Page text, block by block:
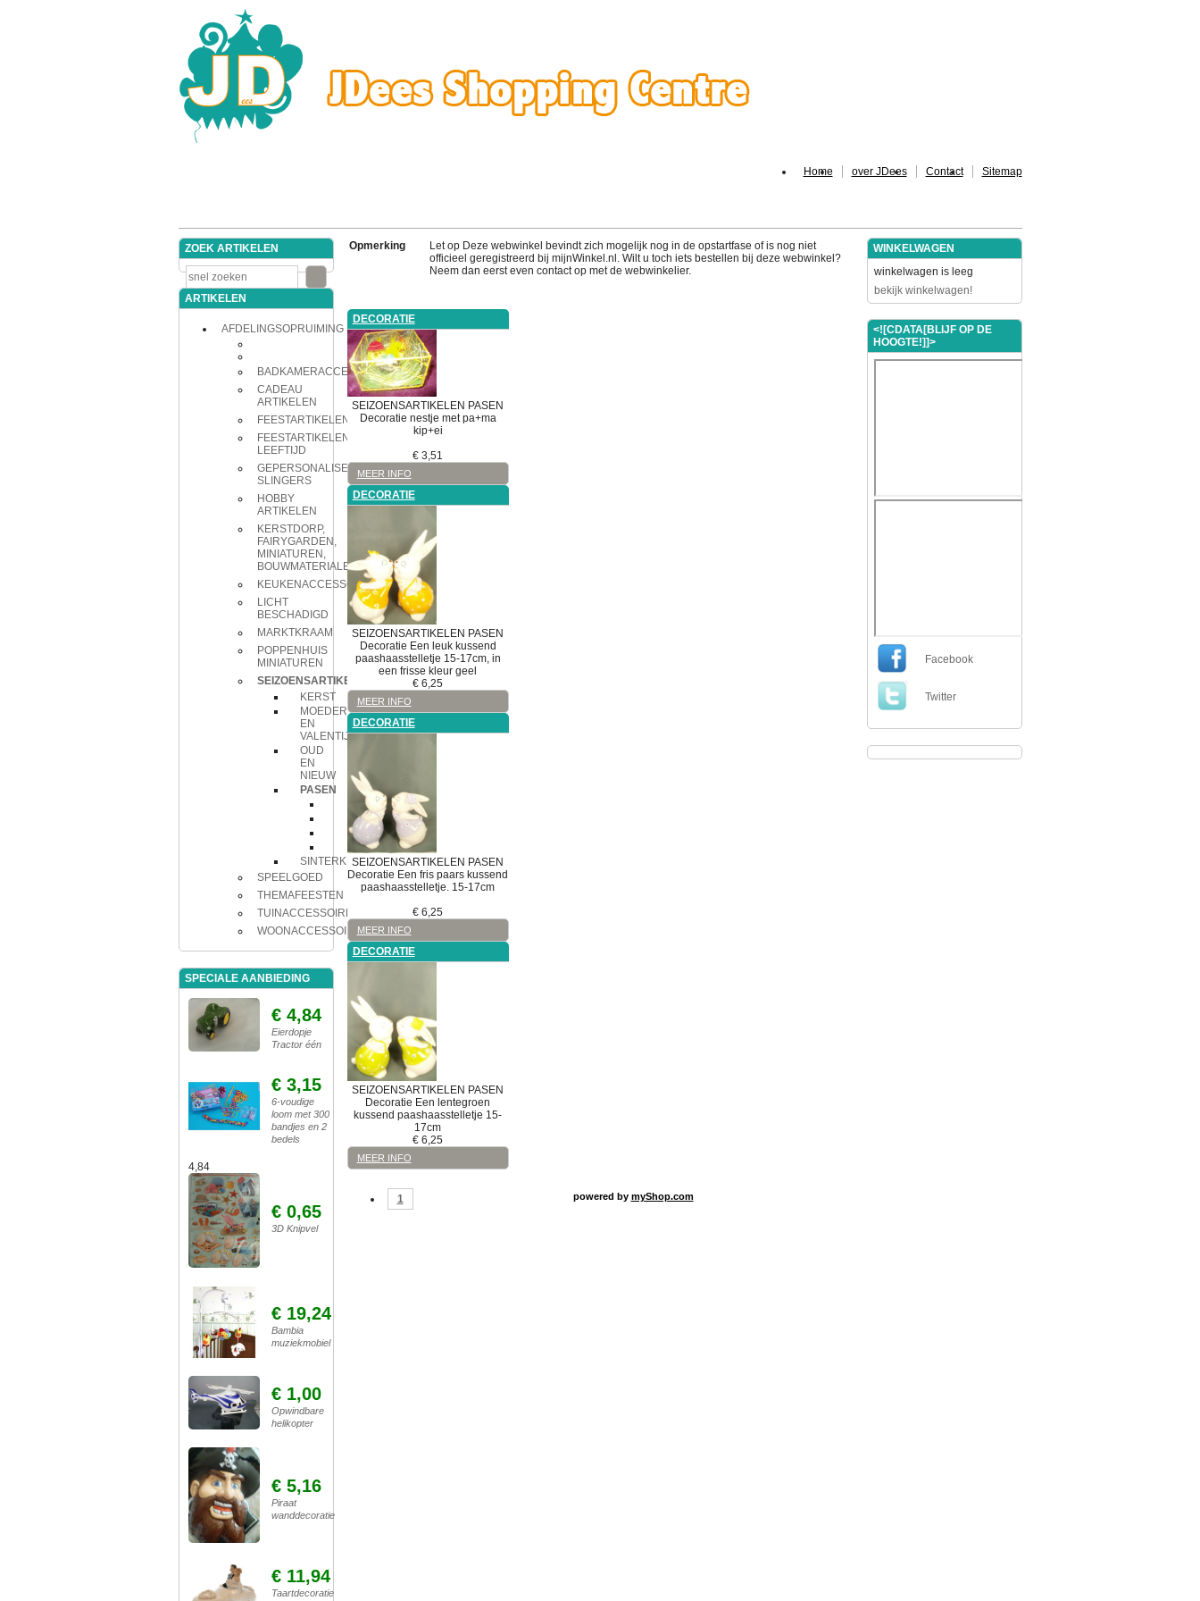
Home over JDees Contact Sitemap
ZOEK ARTIKELEN
ARTIKELEN
AFDELINGSOPRUIMING
BADKAMERACCESSOIRES
CADEAU
ARTIKELEN
FEESTARTIKELEN
FEESTARTIKELEN
LEEFTIJD
GEPERSONALISEERDE
SLINGERS
HOBBY
ARTIKELEN
KERSTDORP,
FAIRYGARDEN,
MINIATUREN,
BOUWMATERIALEN
KEUKENACCESSOIRES
LICHT
BESCHADIGD
MARKTKRAAM
POPPENHUIS
MINIATUREN
SEIZOENSARTIKELEN
KERST
MOEDERDAG
EN
VALENTIJN
OUD
EN
NIEUW
PASEN
Decoratie
Speelgoed
Tafeldecoratie
Tafelkleed
SINTERKLAAS
SPEELGOED
THEMAFEESTEN
TUINACCESSOIRES
WOONACCESSOIRES
SPECIALE AANBIEDING
€ 4,84
Eierdopje
Tractor één
€ 3,15
6-voudige
loom met 300
bandjes en 2
bedels
4,84
€ 0,65
3D Knipvel
€ 19,24
Bambia
muziekmobiel
€ 1,00
Opwindbare
helikopter
€ 5,16
Piraat
wanddecoratie
€ 11,94
Taartdecoratie
Opmerking
Let op Deze webwinkel bevindt zich mogelijk nog in de opstartfase of is nog niet
officieel geregistreerd bij mijnWinkel.nl. Wilt u toch iets bestellen bij deze webwinkel?
Neem dan eerst even contact op met de webwinkelier.
DECORATIE
SEIZOENSARTIKELEN PASEN
Decoratie nestje met pa+ma
kip+ei
€3,51
MEER INFO
DECORATIE
SEIZOENSARTIKELEN PASEN
Decoratie Een leuk kussend
paashaasstelletje 15-17cm, in
een frisse kleur geel
€6,25
MEER INFO
DECORATIE
SEIZOENSARTIKELEN PASEN
Decoratie Een fris paars kussend
paashaasstelletje. 15-17cm
€6,25
MEER INFO
DECORATIE
SEIZOENSARTIKELEN PASEN
Decoratie Een lentegroen
kussend paashaasstelletje 15-
17cm
€6,25
MEER INFO
1 powered by myShop.com
WINKELWAGEN
winkelwagen is leeg
bekijk winkelwagen!
<![CDATA[BLIJF OP DE
HOOGTE!]]>
Facebook
Twitter